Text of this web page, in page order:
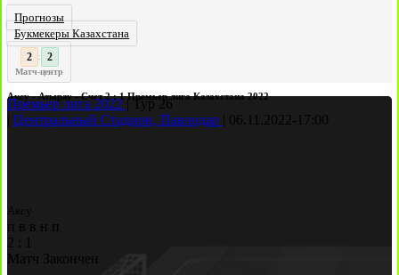
Прогнозы
Букмекеры Казахстана
3 : 2
Матч-центр
Аксу - Атырау - Счет 2 : 1 Премьер лига Казахстана 2022
Премьер лига 2022 | Тур 26
Центральный Стадион, Павлодар 06.11.2022- 17:00
Аксу
п в в н
п
2
1
Матч Закончен